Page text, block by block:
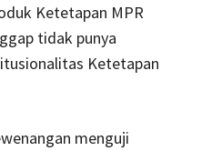
Ketetapan MPR
tidak punya
Ketetapan
menguji